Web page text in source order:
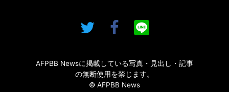
AFPBB Newsに掲載している写真・見出し・記事
の無断使用を禁じます。
© AFPBB News